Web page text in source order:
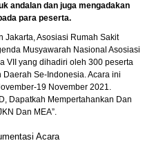
andalan dan juga mengadakan
para peserta.
Jakarta, Asosiasi Rumah Sakit
Musyawarah Nasional Asosiasi
VII yang dihadiri oleh 300 peserta
Se-Indonesia. Acara ini
19 November 2021.
Dapatkah Mempertahankan Dan
Dan MEA”.
Acara